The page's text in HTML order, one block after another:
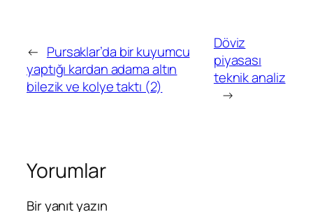
← Pursaklar’da bir kuyumcu
yaptığı kardan adama altın
bilezik ve kolye taktı (2)
Döviz
piyasası
teknik analiz
→
Yorumlar
Bir yanıt yazın